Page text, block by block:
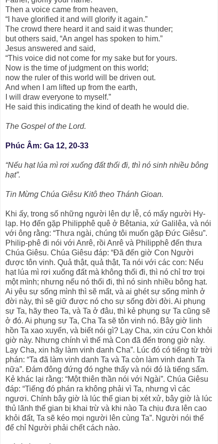
Then a voice came from heaven,
“I have glorified it and will glorify it again.”
The crowd there heard it and said it was thunder;
but others said, “An angel has spoken to him.”
Jesus answered and said,
“This voice did not come for my sake but for yours.
Now is the time of judgment on this world;
now the ruler of this world will be driven out.
And when I am lifted up from the earth,
I will draw everyone to myself.”
He said this indicating the kind of death he would die.
The Gospel of the Lord.
Phúc Âm: Ga 12, 20-33
“Nếu hạt lúa mì rơi xuống đất thối đi, thì nó sinh nhiều bông
hạt”.
Tin Mừng Chúa Giêsu Kitô theo Thánh Gioan.
Khi ấy, trong số những người lên dự lễ, có mấy người Hy-
lạp. Họ đến gặp Philipphê quê ở Bêtania, xứ Galilêa, và nói
với ông rằng: “Thưa ngài, chúng tôi muốn gặp Ðức Giêsu”.
Philip-phê đi nói với Anrê, rồi Anrê và Philipphê đến thưa
Chúa Giêsu. Chúa Giêsu đáp: “Ðã đến giờ Con Người
được tôn vinh. Quả thật, quả thật, Ta nói với các con: Nếu
hạt lúa mì rơi xuống đất mà không thối đi, thì nó chỉ trơ trọi
một mình; nhưng nếu nó thối đi, thì nó sinh nhiều bông hạt.
Ai yêu sự sống mình thì sẽ mất, và ai ghét sự sống mình ở
đời này, thì sẽ giữ được nó cho sự sống đời đời. Ai phụng
sự Ta, hãy theo Ta, và Ta ở đâu, thì kẻ phụng sự Ta cũng sẽ
ở đó. Ai phụng sự Ta, Cha Ta sẽ tôn vinh nó. Bây giờ linh
hồn Ta xao xuyến, và biết nói gì? Lạy Cha, xin cứu Con khỏi
giờ này. Nhưng chính vì thế mà Con đã đến trong giờ này.
Lạy Cha, xin hãy làm vinh danh Cha”. Lúc đó có tiếng từ trời
phán: “Ta đã làm vinh danh Ta và Ta còn làm vinh danh Ta
nữa”. Ðám đông đứng đó nghe thấy và nói đó là tiếng sấm.
Kẻ khác lại rằng: “Một thiên thần nói với Ngài”. Chúa Giêsu
đáp: “Tiếng đó phán ra không phải vì Ta, nhưng vì các
ngươi. Chính bây giờ là lúc thế gian bị xét xử, bây giờ là lúc
thủ lãnh thế gian bị khai trừ và khi nào Ta chịu đưa lên cao
khỏi đất, Ta sẽ kéo mọi người lên cùng Ta”. Người nói thế
để chỉ Người phải chết cách nào.